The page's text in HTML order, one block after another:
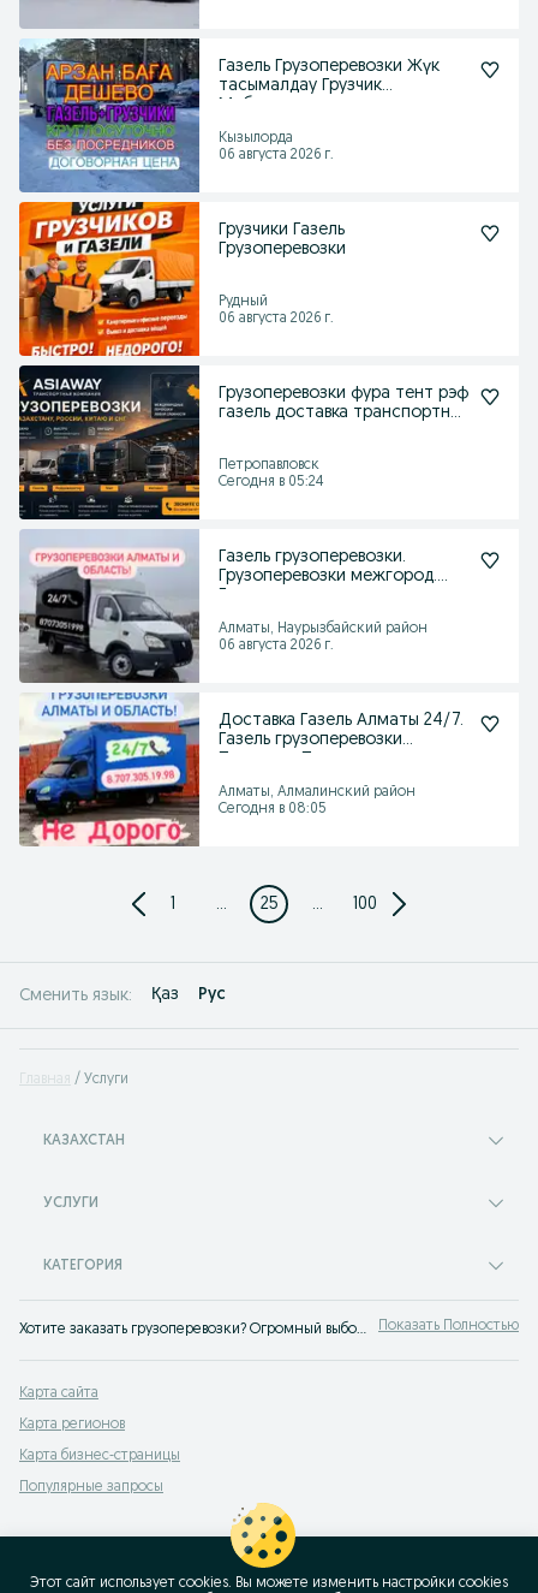
Газель Грузоперевозки Жүк
тасымалдау Грузчик
Кызылорда
06 августа 2026 г.
Грузчики Газель
Грузоперевозки
Рудный
06 августа 2026 г.
Грузоперевозки фура тент рэф
газель доставка транспортная
Петропавловск
Сегодня в 05:24
Газель грузоперевозки.
Грузоперевозки межгород.
Алматы, Наурызбайский район
06 августа 2026 г.
Доставка Газель Алматы 24/7.
Газель грузоперевозки
Алматы, Алмалинский район
Сегодня в 08:05
1 ... 25 ... 100
Сменить язык: Қаз Рус
Главная Услуги
КАЗАХСТАН
УСЛУГИ
КАТЕГОРИЯ
Хотите заказать грузоперевозки? Огромный выбор услуг по перевозке и транспортировке ✔️ Доступные цены ✔️ Переходите на сайт OLX.kz! Показать Полностью
Карта сайта
Карта регионов
Карта бизнес-страницы
Популярные запросы
Этот сайт использует cookies. Вы можете изменить настройки cookies